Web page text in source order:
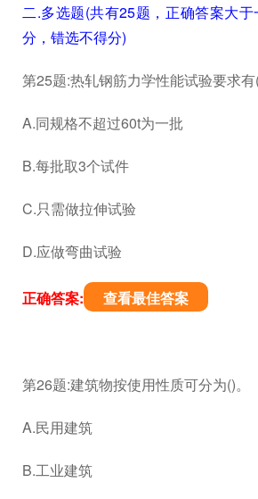
二.多选题(共有25题，正确答案大
分，错选不得分)
第25题:热轧钢筋力学性能试验要求有
A.同规格不超过60t为一批
B.每批取3个试件
C.只需做拉伸试验
D.应做弯曲试验
正确答案: 查看最佳答案
第26题:建筑物按使用性质可分为()。
A.民用建筑
B.工业建筑